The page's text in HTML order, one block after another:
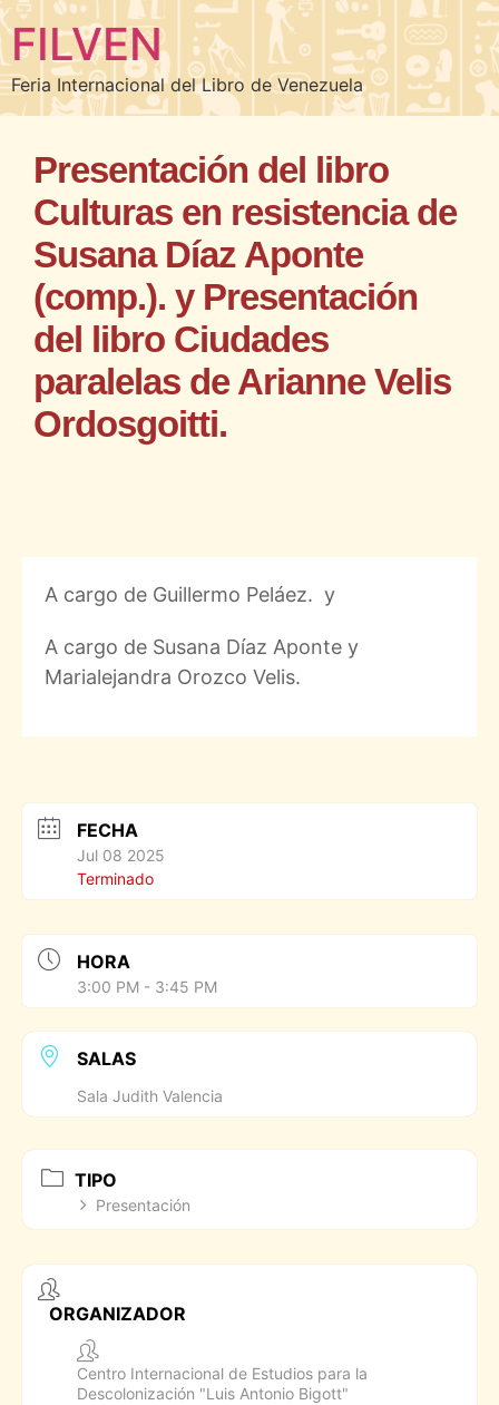
FILVEN
Feria Internacional del Libro de Venezuela
Presentación del libro
Culturas en resistencia de
Susana Díaz Aponte
(comp.). y Presentación
del libro Ciudades
paralelas de Arianne Velis
Ordosgoitti.
A cargo de Guillermo Peláez. y
A cargo de Susana Díaz Aponte y
Marialejandra Orozco Velis.
FECHA
Jul 08 2025
Terminado
HORA
3:00 PM - 3:45 PM
SALAS
Sala Judith Valencia
TIPO
Presentación
ORGANIZADOR
Centro Internacional de Estudios para la
Descolonización "Luis Antonio Bigott"